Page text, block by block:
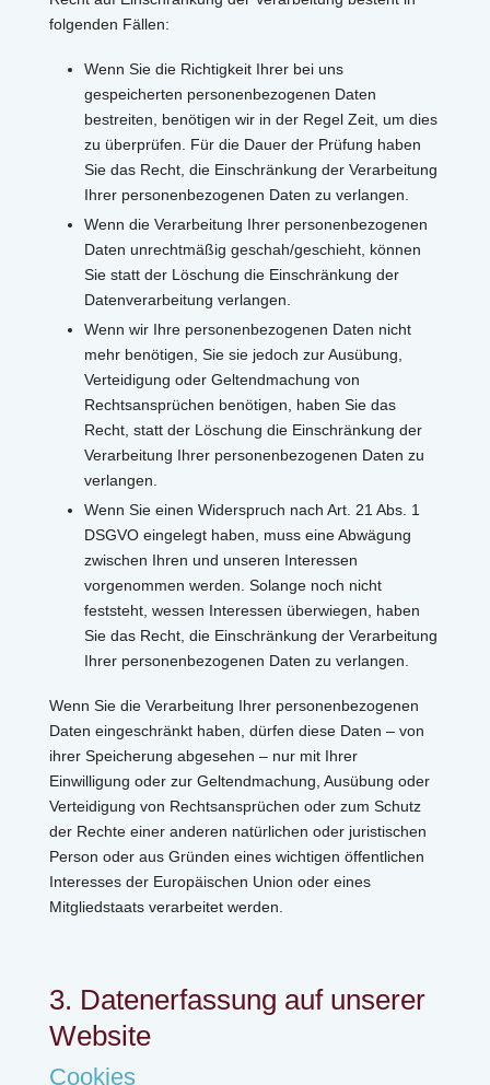
folgenden Fällen:
Wenn Sie die Richtigkeit Ihrer bei uns
gespeicherten personenbezogenen Daten
bestreiten, benötigen wir in der Regel Zeit, um dies
zu überprüfen. Für die Dauer der Prüfung haben
Sie das Recht, die Einschränkung der Verarbeitung
Ihrer personenbezogenen Daten zu verlangen.
Wenn die Verarbeitung Ihrer personenbezogenen
Daten unrechtmäßig geschah/geschieht, können
Sie statt der Löschung die Einschränkung der
Datenverarbeitung verlangen.
Wenn wir Ihre personenbezogenen Daten nicht
mehr benötigen, Sie sie jedoch zur Ausübung,
Verteidigung oder Geltendmachung von
Rechtsansprüchen benötigen, haben Sie das
Recht, statt der Löschung die Einschränkung der
Verarbeitung Ihrer personenbezogenen Daten zu
verlangen.
Wenn Sie einen Widerspruch nach Art. 21 Abs. 1
DSGVO eingelegt haben, muss eine Abwägung
zwischen Ihren und unseren Interessen
vorgenommen werden. Solange noch nicht
feststeht, wessen Interessen überwiegen, haben
Sie das Recht, die Einschränkung der Verarbeitung
Ihrer personenbezogenen Daten zu verlangen.
Wenn Sie die Verarbeitung Ihrer personenbezogenen
Daten eingeschränkt haben, dürfen diese Daten – von
ihrer Speicherung abgesehen – nur mit Ihrer
Einwilligung oder zur Geltendmachung, Ausübung oder
Verteidigung von Rechtsansprüchen oder zum Schutz
der Rechte einer anderen natürlichen oder juristischen
Person oder aus Gründen eines wichtigen öffentlichen
Interesses der Europäischen Union oder eines
Mitgliedstaats verarbeitet werden.
3. Datenerfassung auf unserer
Website
Cookies